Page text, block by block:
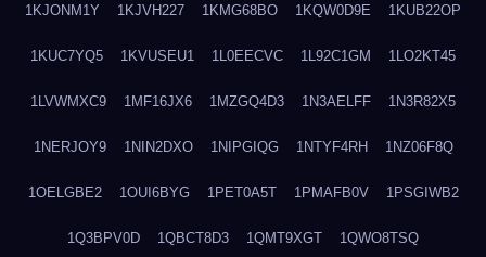
1KJONM1Y 1KJVH227 1KMG68BO 1KQW0D9E 1KUB22OP
1KUC7YQ5 1KVUSEU1 1L0EECVC 1L92C1GM 1LO2KT45
1LVWMXC9 1MF16JX6 1MZGQ4D3 1N3AELFF 1N3R82X5
1NERJOY9 1NIN2DXO 1NIPGIQG 1NTYF4RH 1NZ06F8Q
1OELGBE2 1OUI6BYG 1PET0A5T 1PMAFB0V 1PSGIWB2
1Q3BPV0D 1QBCT8D3 1QMT9XGT 1QWO8TSQ